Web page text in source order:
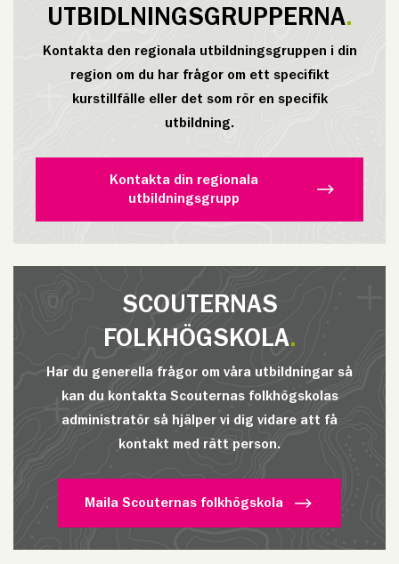
UTBIDLNINGSGRUPPERNA
Kontakta den regionala utbildningsgruppen i din
region om du har frågor om ett specifikt
kurstillfälle eller det som rör en specifik
utbildning.
Kontakta din regionala
utbildningsgrupp
SCOUTERNAS
FOLKHÖGSKOLA
Har du generella frågor om våra utbildningar så
kan du kontakta Scouternas folkhögskolas
administratör så hjälper vi dig vidare att få
kontakt med rätt person.
Maila Scouternas folkhögskola